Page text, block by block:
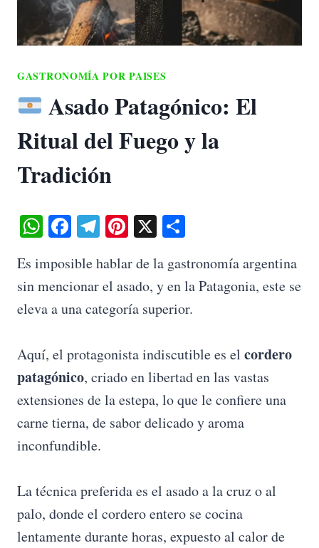
GASTRONOMÍA POR PAISES
Asado Patagónico: El
Ritual del Fuego y la
Tradición
W
ha
ts
A
pp
Fa
ce
bo
ok
Te
le
gr
a
m
Pi
nt
er
es
t
X
m
pa
rti
Es imposible hablar de la gastronomía argentina
sin mencionar el asado, y en la Patagonia, este se
eleva a una categoría superior.
Aquí, el protagonista indiscutible es el cordero
patagónico, criado en libertad en las vastas
extensiones de la estepa, lo que le confiere una
carne tierna, de sabor delicado y aroma
inconfundible.
La técnica preferida es el asado a la cruz o al
palo, donde el cordero entero se cocina
lentamente durante horas, expuesto al calor de